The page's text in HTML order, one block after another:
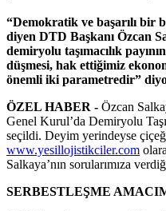
“Demokratik ve başarılı bir
diyen DTD Başkanı Özcan
demiryolu taşımacılık
düşmesi, hak ettiğimiz
önemli iki parametredir”
ÖZEL HABER - Özcan
Genel Kurul’da Demiryolu
seçildi. Deyim yerindeyse
www.yesillojistikciler.com
Salkaya’nın sorularımıza
SERBESTLEŞME